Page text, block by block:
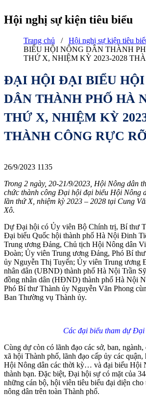
Hội nghị sự kiện tiêu biểu
Trang chủ / Hội nghị sự kiện tiêu
BIỂU HỘI NÔNG DÂN THÀNH
THỨ X, NHIỆM KỲ 2023-2028
ĐẠI HỘI ĐẠI BIỂU HỘI
DÂN THÀNH PHỐ HÀ
THỨ X, NHIỆM KỲ
THÀNH CÔNG RỰC
26/9/2023 1135
Trong 2 ngày, 20-21/9/2023, Hội Nông dân
chức thành công Đại hội đại biểu Hội Nông
lần thứ X, nhiệm kỳ 2023 – 2028 tại Cung
Xô.
Dự Đại hội có Ủy viên Bộ Chính trị, Bí thư
Đại biểu Quốc hội thành phố Hà Nội Đinh
Trung ương Đảng, Chủ tịch Hội Nông dân
Đoàn; Ủy viên Trung ương Đảng, Phó Bí
ủy Nguyễn Thị Tuyến; Ủy viên Trung ương
nhân dân (UBND) thành phố Hà Nội Trần
đồng nhân dân (HĐND) thành phố Hà Nội
Phó Bí thư Thành ủy Nguyễn Văn Phong
Ban Thường vụ Thành ủy.
Các đại biểu tham dự Đại
Cùng dự còn có lãnh đạo các sở, ban,
xã hội Thành phố, lãnh đạo cấp ủy các
Hội Nông dân các thời kỳ… và đại biểu Hội
thành bạn. Đặc biệt, Đại hội sự có mặt của
những cán bộ, hội viên tiêu biểu đại diện
nông dân trên toàn Thành phố.